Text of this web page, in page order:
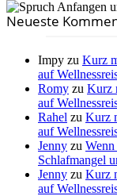
Neueste
Impy zu Kurz
auf
Romy zu Kurz
auf
Rahel zu Kurz
auf
Jenny zu
Schlafmangel
Jenny zu Kurz
auf